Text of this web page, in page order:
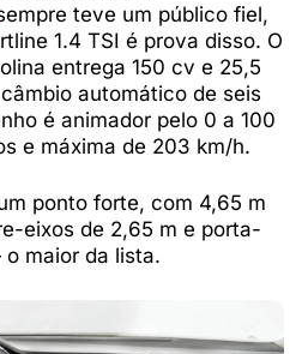
teve um público fiel,
1.4 TSI é prova disso. O
entrega 150 cv e 25,5
automático de seis
é animador pelo 0 a 100
e máxima de 203 km/h.
ponto forte, com 4,65 m
eixos de 2,65 m e porta-
maior da lista.